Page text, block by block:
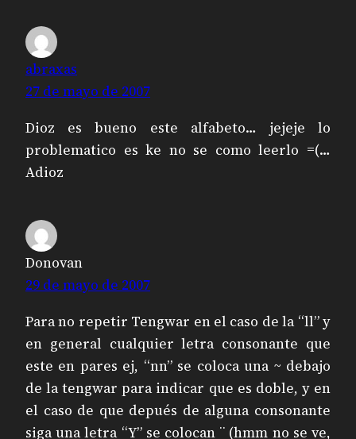
abraxas
27 de mayo de 2007
Dioz es bueno este alfabeto… jejeje lo
problematico es ke no se como leerlo =(…
Adioz
Donovan
29 de mayo de 2007
Para no repetir Tengwar en el caso de la “ll” y
en general cualquier letra consonante que
este en pares ej, “nn” se coloca una ~ debajo
de la tengwar para indicar que es doble, y en
el caso de que depués de alguna consonante
siga una letra “Y” se colocan ¨ (hmm no se ve,